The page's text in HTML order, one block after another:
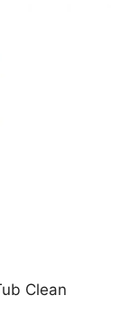
Clean